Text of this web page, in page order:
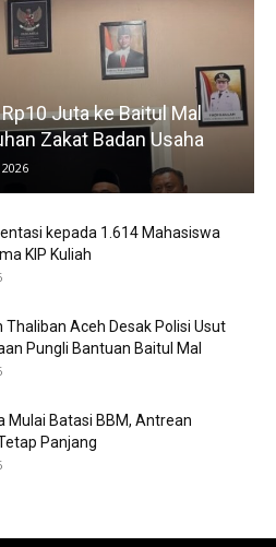
Juta ke Baitul Mal
Zakat Badan Usaha
kepada 1.614 Mahasiswa
KIP Kuliah
Thaliban Aceh Desak Polisi Usut
Pungli Bantuan Baitul Mal
Mulai Batasi BBM, Antrean
Panjang